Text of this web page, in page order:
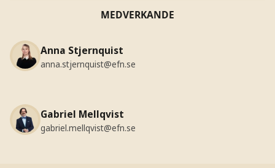
MEDVERKANDE
Anna Stjernquist
anna.stjernquist@efn.se
Gabriel Mellqvist
gabriel.mellqvist@efn.se